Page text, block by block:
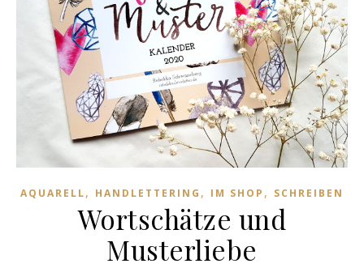
AQUARELL, HANDLETTERING , IM SHOP , SCHREIBEN
Wortschätze und
Musterliebe